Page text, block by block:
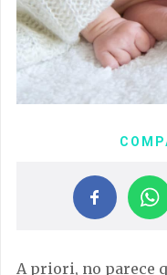
A priori, no parece